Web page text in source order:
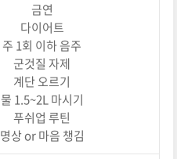
금연
다이어트
주 1회 이하 음주
군것질 자제
계단 오르기
물 1.5~2L 마시기
푸쉬업 루틴
명상 or 마음 챙김